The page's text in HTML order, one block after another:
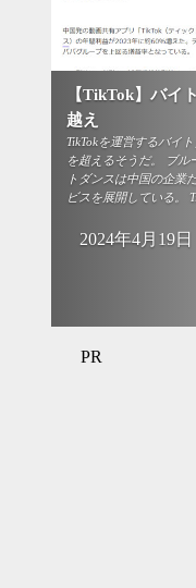
【TikTok】バイ
越え
TikTokを運営するバイ
を超えるそうだ。 ブル
トダンスは中国の企業
ビスを展開している。
2024年4月19日
PR